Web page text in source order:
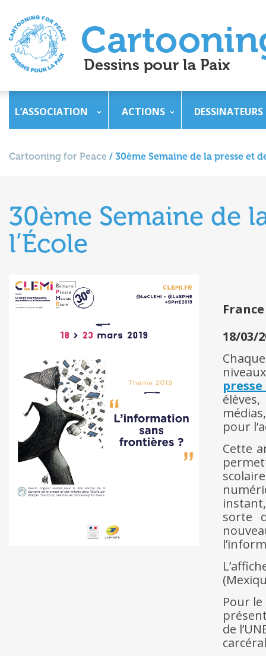
L’ASSOCIATION ACTIONS DESSINATEURS
Cartooning for Peace / 30ème Semaine de la presse et
30ème Semaine de
l’École
France
18/03/
pour
Cette
sorte
Pour
de